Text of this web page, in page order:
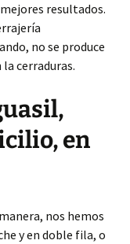
resultados.
no se produce
cerraduras.
en
nos hemos
y en doble fila, o